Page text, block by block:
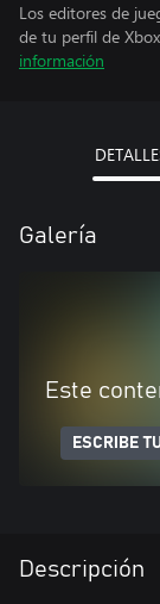
Los editores de
de tu perfil de
información
Galería
Este
ESCRIBE
Descripción